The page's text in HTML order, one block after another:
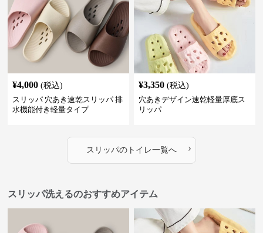
¥4,000 (税込)
スリッパ 穴あき速乾スリッパ 排
水機能付き軽量タイプ
¥3,350 (税込)
穴あきデザイン速乾軽量厚底ス
リッパ
スリッパのトイレ一覧へ ›
スリッパ洗えるのおすすめアイテム